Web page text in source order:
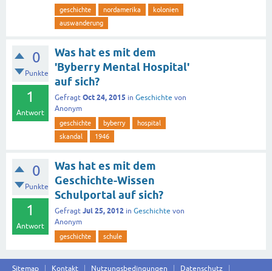
geschichte nordamerika
kolonien
auswanderung
0
Punkte
1
Antwort
Was hat es mit dem
'Byberry Mental Hospital'
auf sich?
Gefragt Oct 24, 2015 in Geschichte von
Anonym
geschichte byberry
hospital
skandal
1946
0
Punkte
1
Antwort
Was hat es mit dem
Geschichte-Wissen
Schulportal auf sich?
Gefragt Jul 25, 2012 in Geschichte von
Anonym
geschichte schule
Sitemap Kontakt Nutzungsbedingungen Datenschutz